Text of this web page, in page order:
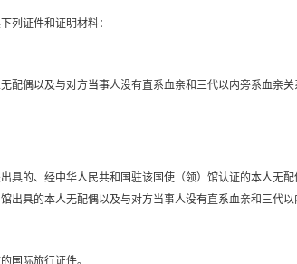
列证件和证明材料：
配偶以及与对方当事人没有直系血亲和三代以内旁系血亲关
具的、经中华人民共和国驻该国使（领）馆认证的本人无
出具的本人无配偶以及与对方当事人没有直系血亲和三代以
国际旅行证件。